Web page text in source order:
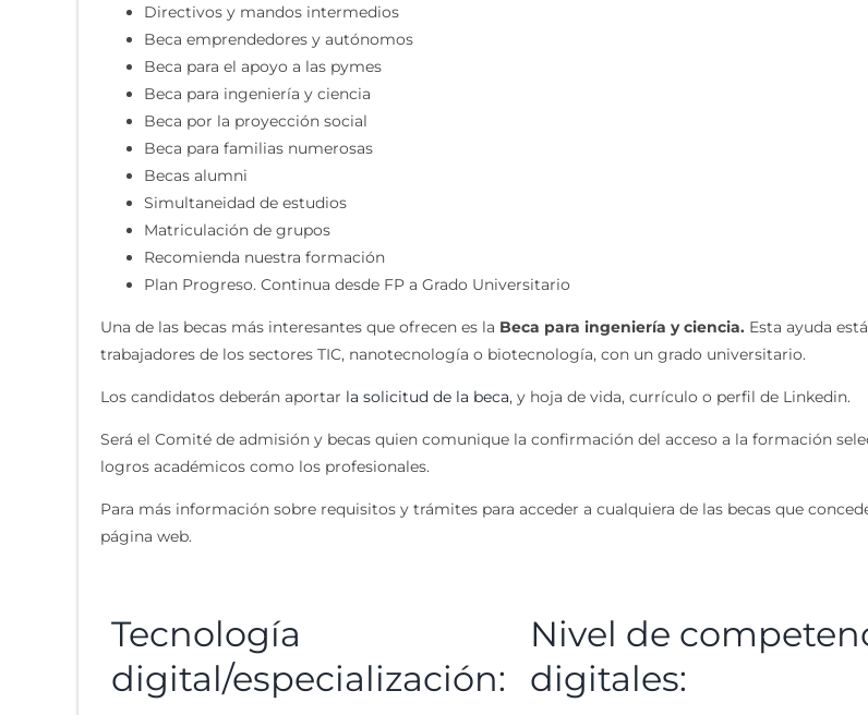
Directivos y mandos intermedios
Beca emprendedores y autónomos
Beca para el apoyo a las pymes
Beca para ingeniería y ciencia
Beca por la proyección social
Beca para familias numerosas
Becas alumni
Simultaneidad de estudios
Matriculación de grupos
Recomienda nuestra formación
Plan Progreso. Continua desde FP a Grado Universitario
Una de las becas más interesantes que ofrecen es la Beca para ingeniería y ciencia. Esta ayuda
trabajadores de los sectores TIC, nanotecnología o biotecnología, con un grado universitario.
Los candidatos deberán aportar la solicitud de la beca, y hoja de vida, currículo o perfil de Linkedin.
Será el Comité de admisión y becas quien comunique la confirmación del acceso a la formación
logros académicos como los profesionales.
Para más información sobre requisitos y trámites para acceder a cualquiera de las becas que
página web.
Tecnología
digital/especialización:
Nivel de
digitales: